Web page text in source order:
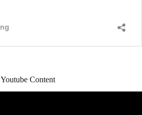
Youtube Content